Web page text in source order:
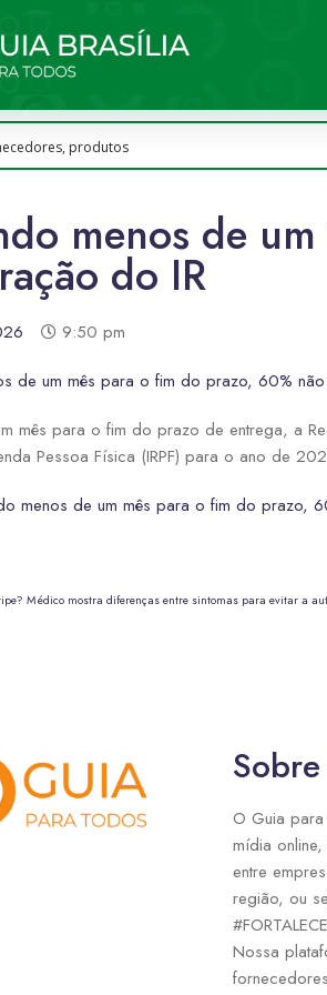
menos de
do IR
9:50 pm
de um mês para o fim do prazo, 60%
mês para o fim do prazo de entrega, a
Pessoa Física (IRPF) para o ano de
menos de um mês para o fim do prazo,
Médico mostra diferenças entre sintomas para evitar a
O Guia
mídia
entre
região, ou
Nossa